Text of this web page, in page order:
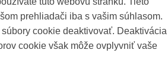
prehliadači iba s vašim súhlasom.
cookie deaktivovať. Deaktivácia
cookie však môže ovplyvniť vaše